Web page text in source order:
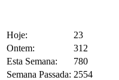
Hoje:
23
Ontem:
312
Esta Semana:
780
Semana Passada: 2554